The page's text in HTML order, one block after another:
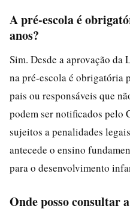
A pré-escola é
anos?
Sim. Desde a aprovação da
na pré-escola é obrigatória
pais ou responsáveis que
podem ser notificados pelo
sujeitos a penalidades
antecede o ensino
para o desenvolvimento
Onde posso consultar